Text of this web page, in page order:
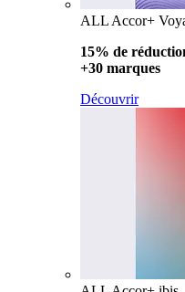
ALL Accor+
15% de
+30 marques
Découvrir